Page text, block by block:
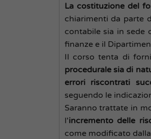
La costituzione del
chiarimenti da parte
contabile sia in sede
finanze e il
Il corso tenta di
procedurale sia di
errori riscontrati
seguendo le
Saranno trattate in
l'incremento delle
come modificato